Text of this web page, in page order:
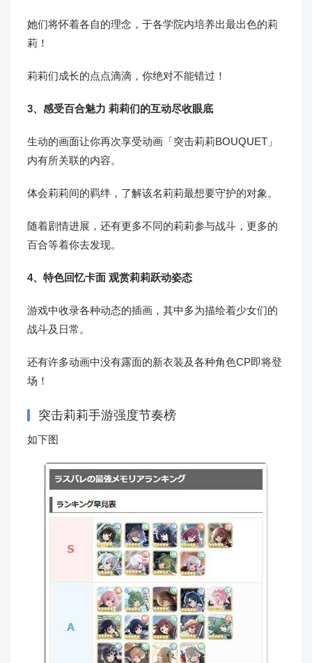
她们将怀着各自的理念，于各学院内培养出最出色的莉
莉！
莉莉们成长的点点滴滴，你绝对不能错过！
3、感受百合魅力 莉莉们的互动尽收眼底
生动的画面让你再次享受动画「突击莉莉BOUQUET」
内有所关联的内容。
体会莉莉间的羁绊，了解该名莉莉最想要守护的对象。
随着剧情进展，还有更多不同的莉莉参与战斗，更多的
百合等着你去发现。
4、特色回忆卡面 观赏莉莉跃动姿态
游戏中收录各种动态的插画，其中多为描绘着少女们的
战斗及日常。
还有许多动画中没有露面的新衣装及各种角色CP即将登
场！
突击莉莉手游强度节奏榜
如下图